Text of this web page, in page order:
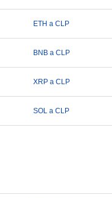
ETH a CLP
BNB a CLP
XRP a CLP
SOL a CLP